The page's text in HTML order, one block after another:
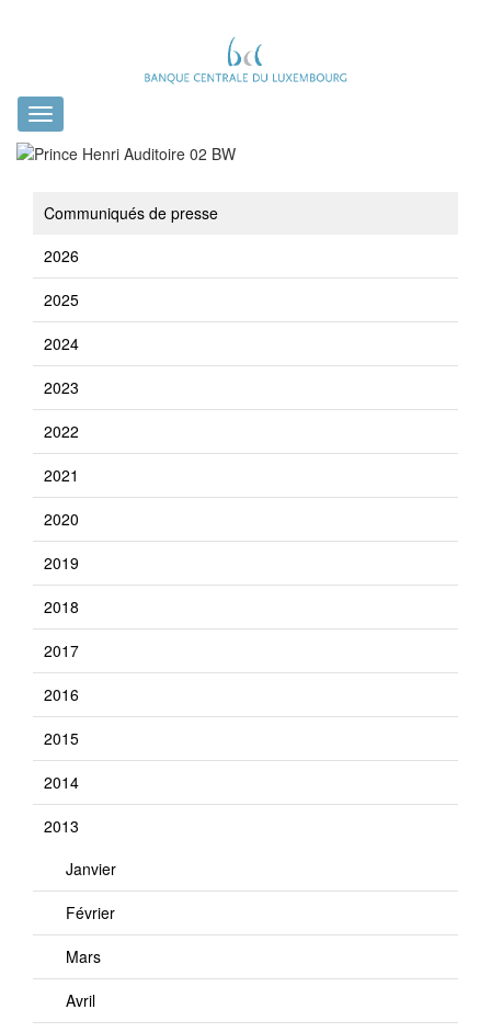
Toggle
navigation
Communiqués de presse
2026
2025
2024
2023
2022
2021
2020
2019
2018
2017
2016
2015
2014
2013
Janvier
Février
Mars
Avril